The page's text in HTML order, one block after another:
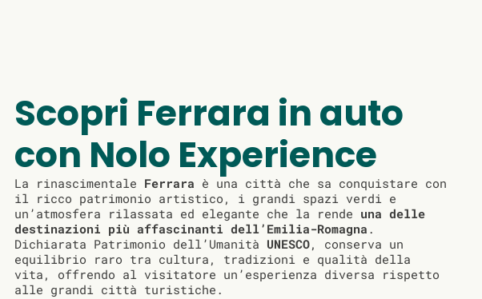
Scopri Ferrara in auto
con Nolo Experience
La rinascimentale Ferrara è una città che sa conquistare con
il ricco patrimonio artistico, i grandi spazi verdi e
un’atmosfera rilassata ed elegante che la rende una delle
destinazioni più affascinanti dell’Emilia-Romagna .
Dichiarata Patrimonio dell’Umanità UNESCO, conserva un
equilibrio raro tra cultura, tradizioni e qualità della
vita, offrendo al visitatore un’esperienza diversa rispetto
alle grandi città turistiche.